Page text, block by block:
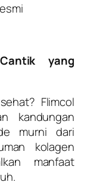
yang
Flimcol
kandungan
murni dari
kolagen
manfaat